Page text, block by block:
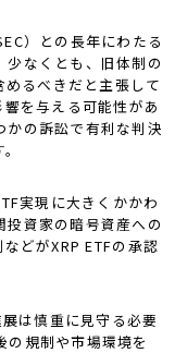
）との長年にわたる
少なくとも、旧体制の
るべきだと主張して
を与える可能性があ
かの訴訟で有利な判決
実現に大きくかかわ
投資家の暗号資産への
どがXRP ETFの承認
は慎重に見守る必要
の規制や市場環境を